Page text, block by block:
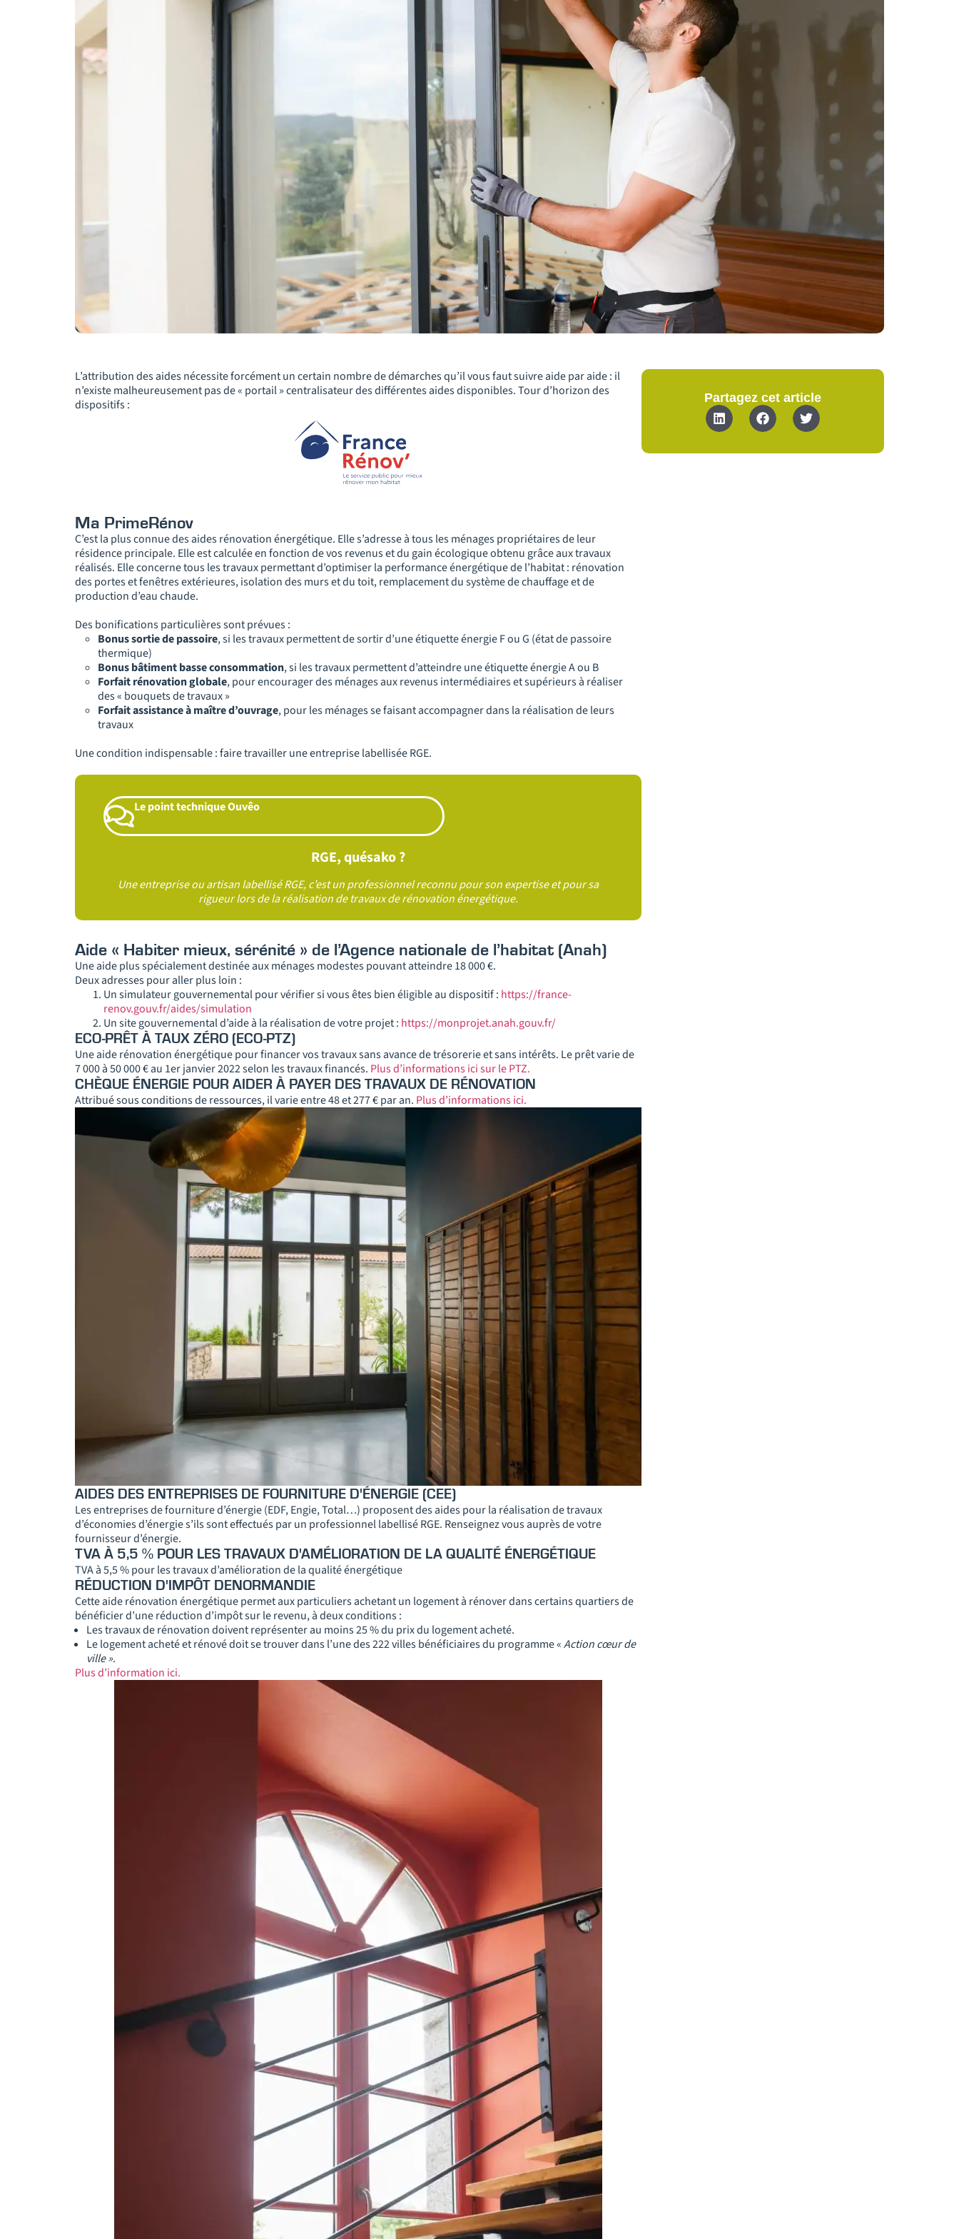
L’attribution des aides nécessite forcément un certain nombre de démarches qu’il vous faut suivre aide par aide : il
n’existe malheureusement pas de « portail » centralisateur des différentes aides disponibles. Tour d’horizon des
dispositifs :
Ma PrimeRénov
C’est la plus connue des aides rénovation énergétique. Elle s’adresse à tous les ménages propriétaires de leur
résidence principale. Elle est calculée en fonction de vos revenus et du gain écologique obtenu grâce aux travaux
réalisés. Elle concerne tous les travaux permettant d’optimiser la performance énergétique de l’habitat : rénovation
des portes et fenêtres extérieures, isolation des murs et du toit, remplacement du système de chauffage et de
production d’eau chaude.
Des bonifications particulières sont prévues :
Bonus sortie de passoire, si les travaux permettent de sortir d’une étiquette énergie F ou G (état de passoire
thermique)
Bonus bâtiment basse consommation, si les travaux permettent d’atteindre une étiquette énergie A ou B
Forfait rénovation globale, pour encourager des ménages aux revenus intermédiaires et supérieurs à réaliser
des « bouquets de travaux »
Forfait assistance à maître d’ouvrage, pour les ménages se faisant accompagner dans la réalisation de leurs
travaux
Une condition indispensable : faire travailler une entreprise labellisée RGE.
Le point technique Ouvêo
RGE, quésako ?
Une entreprise ou artisan labellisé RGE, c’est un professionnel reconnu pour son expertise et pour sa
rigueur lors de la réalisation de travaux de rénovation énergétique.
Aide « Habiter mieux, sérénité » de l’Agence nationale de l’habitat (Anah)
Une aide plus spécialement destinée aux ménages modestes pouvant atteindre 18 000 €.
Deux adresses pour aller plus loin :
Un simulateur gouvernemental pour vérifier si vous êtes bien éligible au dispositif : https://france-
renov.gouv.fr/aides/simulation
Un site gouvernemental d’aide à la réalisation de votre projet : https://monprojet.anah.gouv.fr/
ECO-PRÊT À TAUX ZÉRO (ECO-PTZ)
Une aide rénovation énergétique pour financer vos travaux sans avance de trésorerie et sans intérêts. Le prêt varie de
7 000 à 50 000 € au 1er janvier 2022 selon les travaux financés. Plus d’informations ici sur le PTZ.
CHÈQUE ÉNERGIE POUR AIDER À PAYER DES TRAVAUX DE RÉNOVATION
Attribué sous conditions de ressources, il varie entre 48 et 277 € par an. Plus d’informations ici.
AIDES DES ENTREPRISES DE FOURNITURE D'ÉNERGIE (CEE)
Les entreprises de fourniture d’énergie (EDF, Engie, Total…) proposent des aides pour la réalisation de travaux
d’économies d’énergie s’ils sont effectués par un professionnel labellisé RGE. Renseignez vous auprès de votre
fournisseur d’énergie.
TVA À 5,5 % POUR LES TRAVAUX D'AMÉLIORATION DE LA QUALITÉ ÉNERGÉTIQUE
TVA à 5,5 % pour les travaux d’amélioration de la qualité énergétique
RÉDUCTION D'IMPÔT DENORMANDIE
Cette aide rénovation énergétique permet aux particuliers achetant un logement à rénover dans certains quartiers de
bénéficier d’une réduction d’impôt sur le revenu, à deux conditions :
Les travaux de rénovation doivent représenter au moins 25 % du prix du logement acheté.
Le logement acheté et rénové doit se trouver dans l’une des 222 villes bénéficiaires du programme «Action cœur de
ville ».
Plus d’information ici.
Partagez cet article